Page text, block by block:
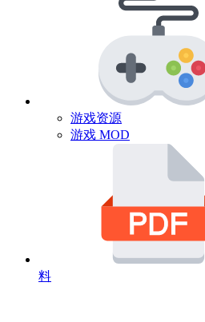
游戏资源
游戏 MOD
料